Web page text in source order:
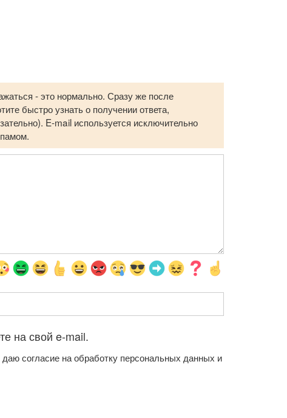
- это нормально. Сразу же после
быстро узнать о получении ответа,
E-mail используется исключительно
на свой e-mail.
согласие на обработку персональных данных и